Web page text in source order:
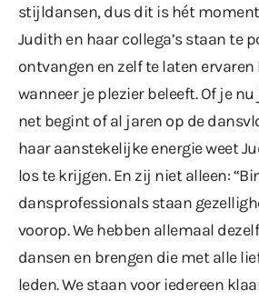
stijldansen, dus dit is hét
Judith en haar collega’s staan te
ontvangen en zelf te laten
wanneer je plezier beleeft. Of je
net begint of al jaren op de
haar aanstekelijke energie weet
los te krijgen. En zij niet alleen:
dansprofessionals staan
voorop. We hebben allemaal
dansen en brengen die met alle
leden. We staan voor iedereen